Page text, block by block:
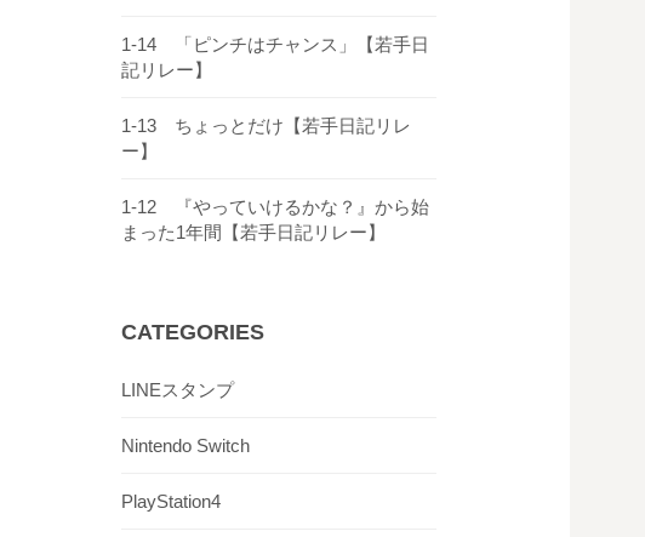
1-14 「ピンチはチャンス」【若手日
記リレー】
1-13 ちょっとだけ【若手日記リレ
ー】
1-12 『やっていけるかな？』から始
まった1年間【若手日記リレー】
CATEGORIES
LINEスタンプ
Nintendo Switch
PlayStation4